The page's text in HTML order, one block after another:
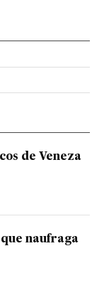
de Veneza
naufraga